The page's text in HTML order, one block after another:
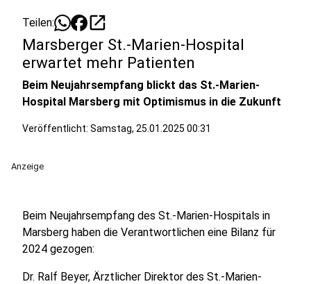
Teilen: open_in_new
Marsberger St.-Marien-Hospital
erwartet mehr Patienten
Beim Neujahrsempfang blickt das St.-Marien-
Hospital Marsberg mit Optimismus in die Zukunft
Veröffentlicht: Samstag, 25.01.2025 00:31
Anzeige
Beim Neujahrsempfang des St.-Marien-Hospitals in
Marsberg haben die Verantwortlichen eine Bilanz für
2024 gezogen:
Dr. Ralf Beyer, Ärztlicher Direktor des St.-Marien-